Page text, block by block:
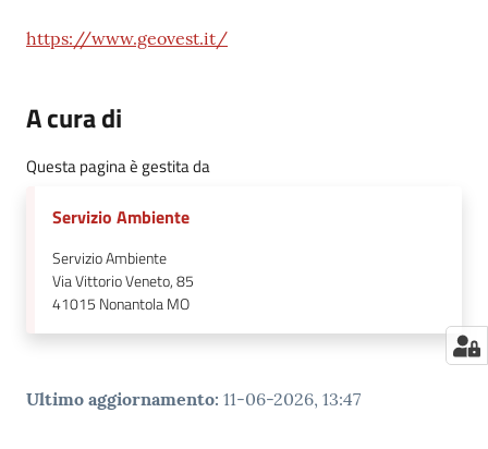
https://www.geovest.it/
A cura di
Questa pagina è gestita da
Servizio Ambiente
Servizio Ambiente
Via Vittorio Veneto, 85
41015 Nonantola MO
Ultimo aggiornamento: 11-06-2026, 13:47